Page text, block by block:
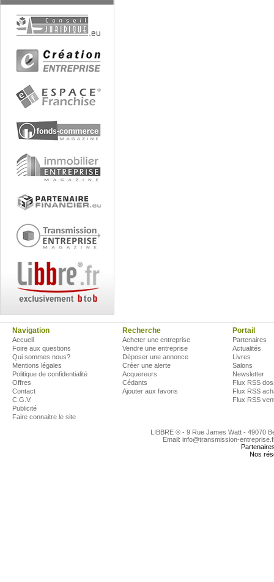
Navigation
Accueil
Foire aux questions
Qui sommes nous?
Mentions légales
Politique de confidentialité
Offres
Contact
C.G.V.
Publicité
Faire connaitre le site
Recherche
Acheter une entreprise
Vendre une entreprise
Déposer une annonce
Créer une alerte
Acquereurs
Cédants
Ajouter aux favoris
Portail
Partenaires
Actualités
Livres
Salons
Newsletter
Flux RSS
Flux RSS
Flux RSS
LIBBRE ® - 9 Rue James Watt - 49070
Email: info@transmission-
Nos